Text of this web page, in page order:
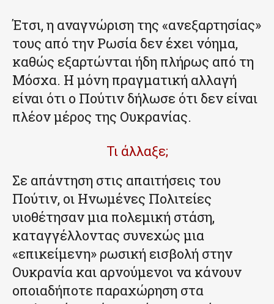
Έτσι, η αναγνώριση της «ανεξαρτησίας»
τους από την Ρωσία δεν έχει νόημα,
καθώς εξαρτώνται ήδη πλήρως από τη
Μόσχα. Η μόνη πραγματική αλλαγή
είναι ότι ο Πούτιν δήλωσε ότι δεν είναι
πλέον μέρος της Ουκρανίας.
Τι άλλαξε;
Σε απάντηση στις απαιτήσεις του
Πούτιν, οι Ηνωμένες Πολιτείες
υιοθέτησαν μια πολεμική στάση,
καταγγέλλοντας συνεχώς μια
«επικείμενη» ρωσική εισβολή στην
Ουκρανία και αρνούμενοι να κάνουν
οποιαδήποτε παραχώρηση στα